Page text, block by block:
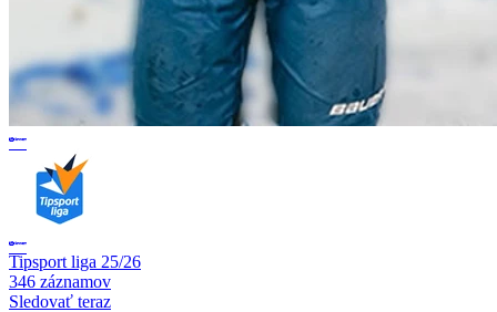
Tipsport liga 25/26
346 záznamov
Sledovať teraz